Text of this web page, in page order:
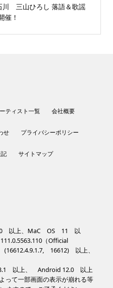
三山ひろし 落語＆歌謡
！
ティスト一覧 会社概要
せ プライバシーポリシー
サイトマップ
以上、MaC OS 11 以
（Official
16612) 以上、
以上、 Android 12.0 以上
って一部画面の表示が崩れる等